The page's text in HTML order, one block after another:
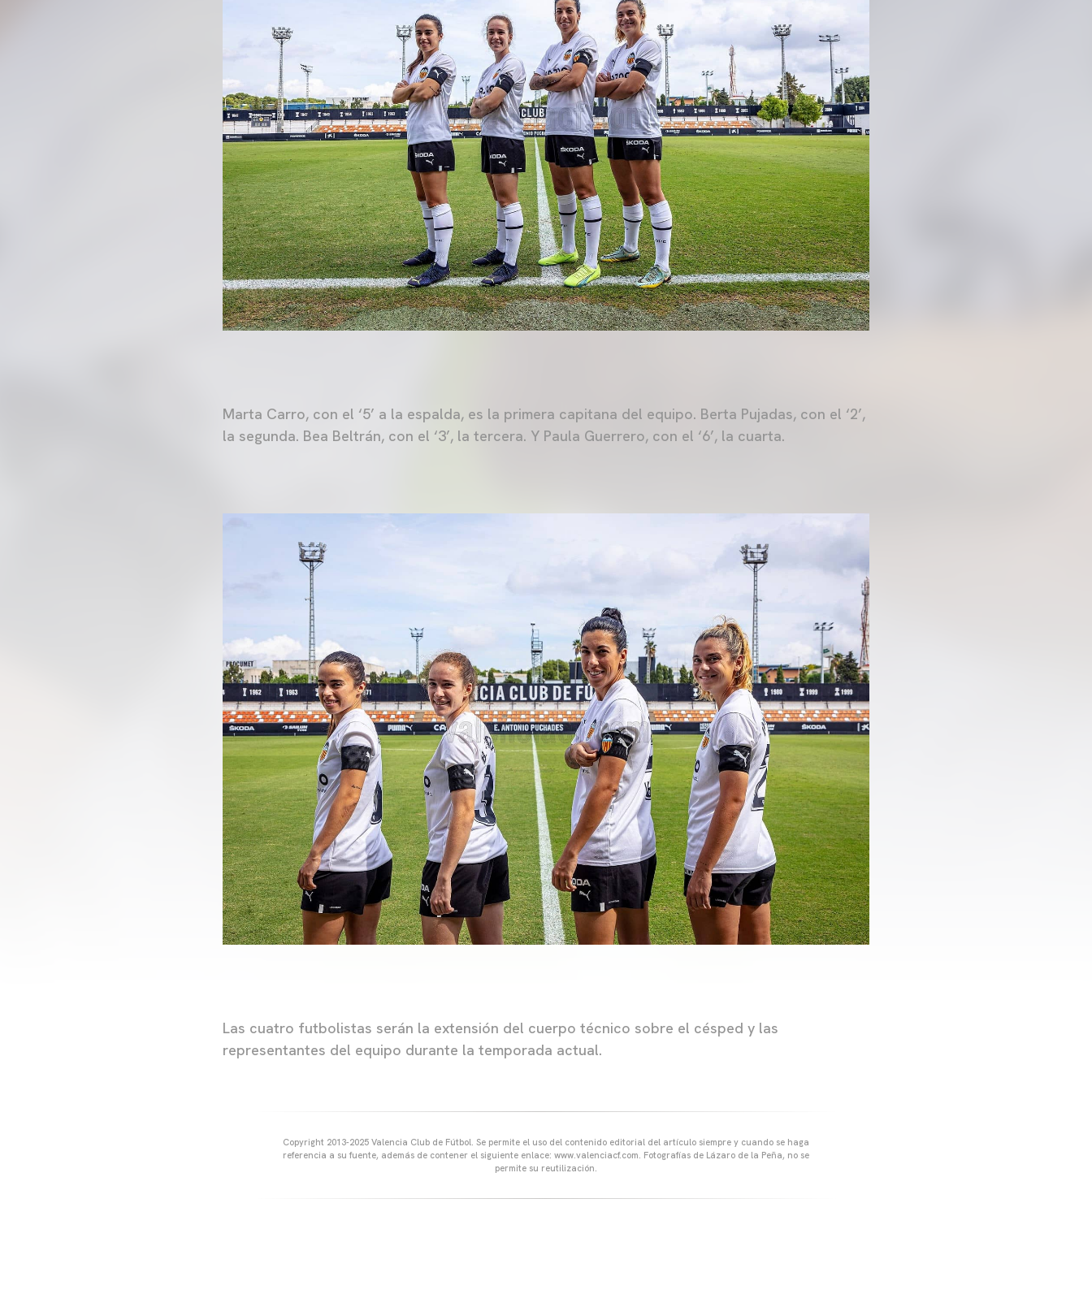
Marta Carro, con el ‘5’ a la espalda, es la primera capitana del equipo. Berta Pujadas, con el ‘2’,
la segunda. Bea Beltrán, con el ‘3’, la tercera. Y Paula Guerrero, con el ‘6’, la cuarta.
Las cuatro futbolistas serán la extensión del cuerpo técnico sobre el césped y las
representantes del equipo durante la temporada actual.
Copyright 2013-2025 Valencia Club de Fútbol. Se permite el uso del contenido editorial del artículo siempre y cuando se haga
referencia a su fuente, además de contener el siguiente enlace: www.valenciacf.com. Fotografías de Lázaro de la Peña, no se
permite su reutilización.